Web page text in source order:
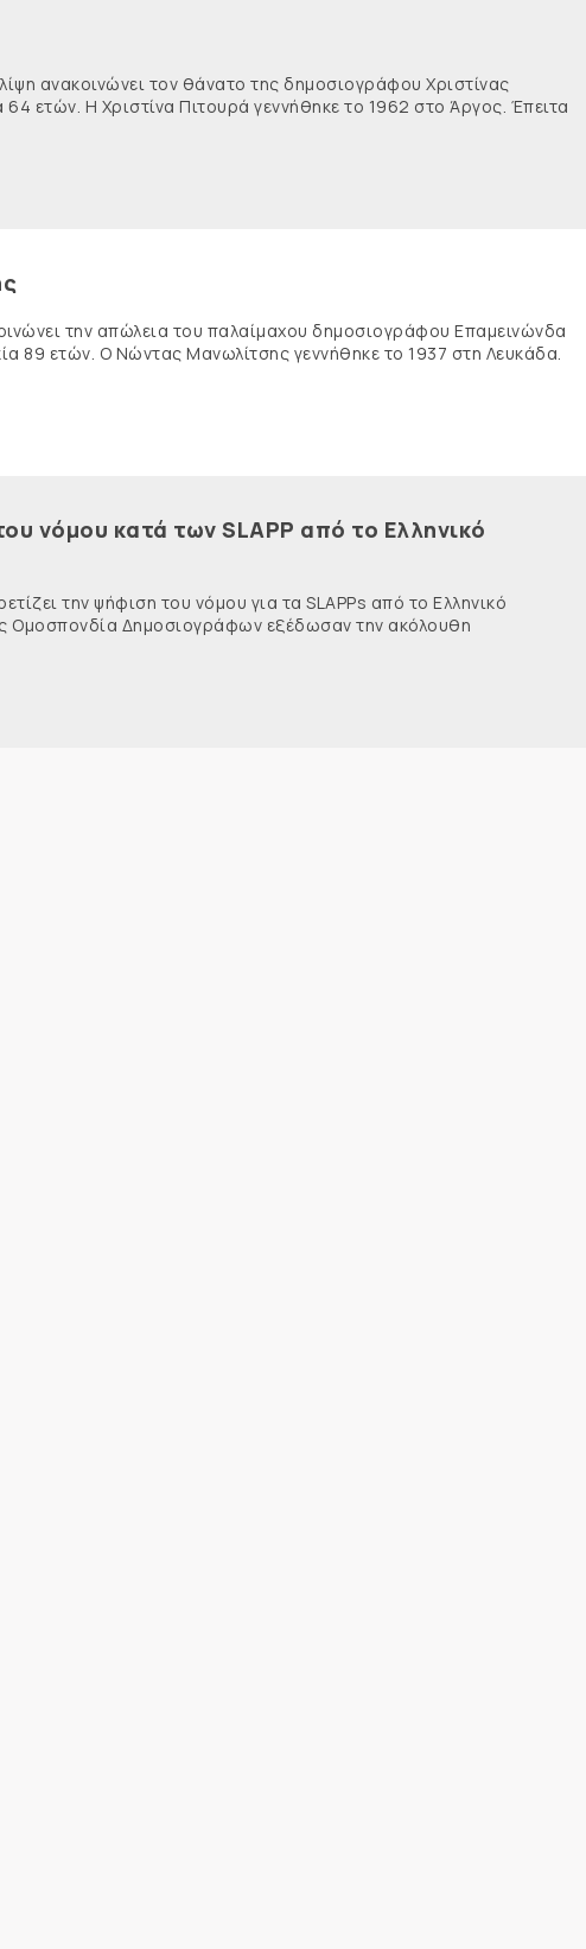
ανακοινώνει τον θάνατο της δημοσιογράφου Χριστίνας
ετών. Η Χριστίνα Πιτουρά γεννήθηκε το 1962 στο Άργος. Έπειτα
την απώλεια του παλαίμαχου δημοσιογράφου Επαμεινώνδα
89 ετών. Ο Νώντας Μανωλίτσης γεννήθηκε το 1937 στη Λευκάδα.
νόμου κατά των SLAPP από το Ελληνικό
την ψήφιση του νόμου για τα SLAPPs από το Ελληνικό
Ομοσπονδία Δημοσιογράφων εξέδωσαν την ακόλουθη